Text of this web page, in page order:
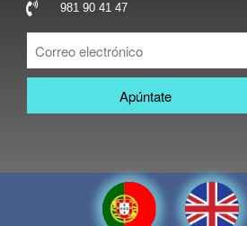
981 90 41 47
Apúntate